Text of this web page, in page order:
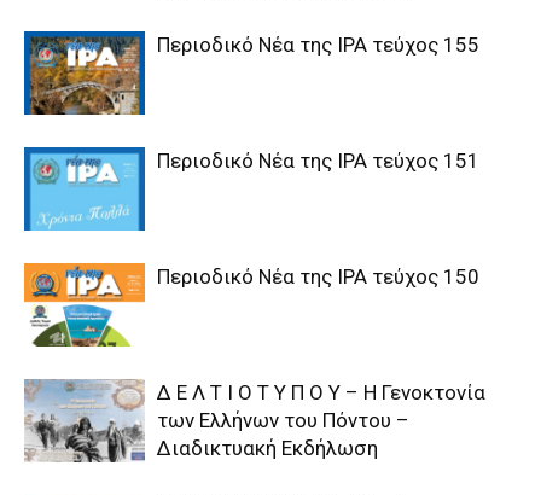
Περιοδικό Νέα της IPA τεύχος 155
Περιοδικό Νέα της IPA τεύχος 151
Περιοδικό Νέα της IPA τεύχος 150
Δ Ε Λ Τ Ι Ο Τ Υ Π Ο Υ – Η Γενοκτονία
των Ελλήνων του Πόντου –
Διαδικτυακή Εκδήλωση